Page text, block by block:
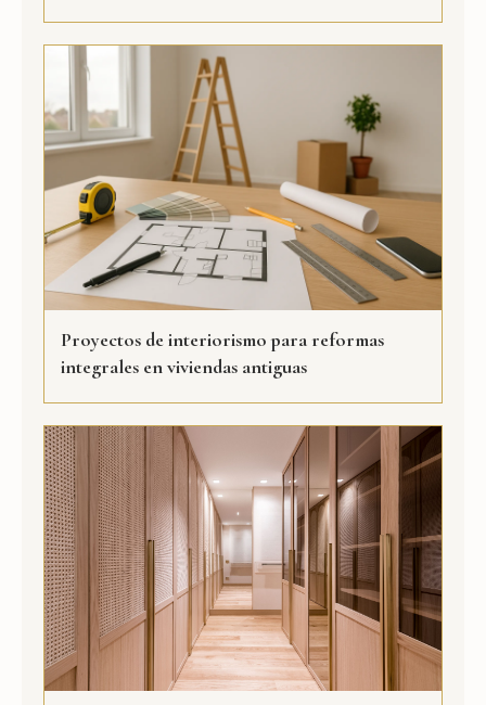
Proyectos de interiorismo para reformas
integrales en viviendas antiguas